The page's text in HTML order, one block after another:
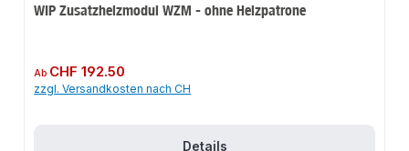
WIP Zusatzheizmodul WZM - ohne Heizpatrone
Regulärer Preis:
Ab CHF 192.50
zzgl. Versandkosten nach CH
Details